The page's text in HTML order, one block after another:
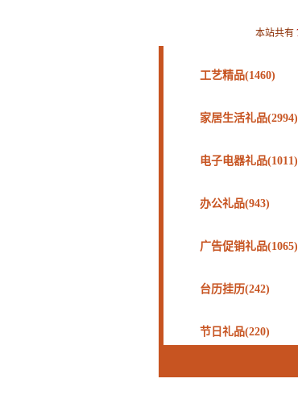
本站共有
工艺精品(1460)
家居生活礼品(2994)
电子电器礼品(1011)
办公礼品(943)
广告促销礼品(1065)
台历挂历(242)
节日礼品(220)